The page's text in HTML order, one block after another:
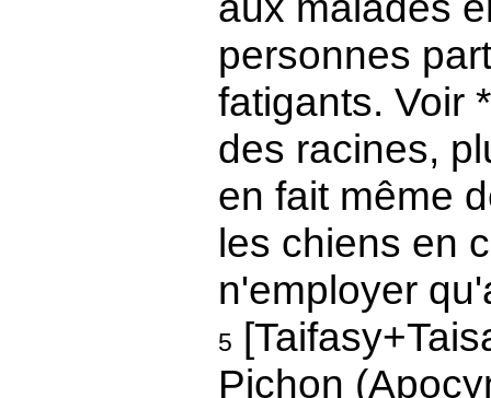
personnes
fatigants. Voir
des racines,
en fait même
les chiens en
n'employer
5
Pichon